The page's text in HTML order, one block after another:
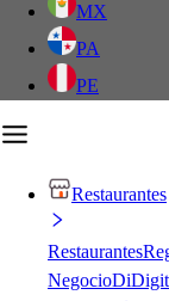
MX
PA
PE
Restaurantes
Restaurantes
Negocio